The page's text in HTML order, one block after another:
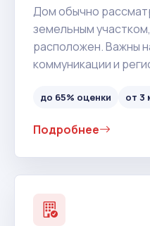
Дом обычно
земельным
расположен. Важны
коммуникации и
до 65% оценки от 3
Подробнее